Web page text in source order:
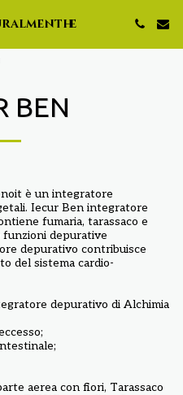
BEN
è un integratore
Iecur Ben integratore
fumaria, tarassaco e
depurative
depurativo contribuisce
del sistema cardio-
depurativo di Alchimia
aerea con fiori, Tarassaco